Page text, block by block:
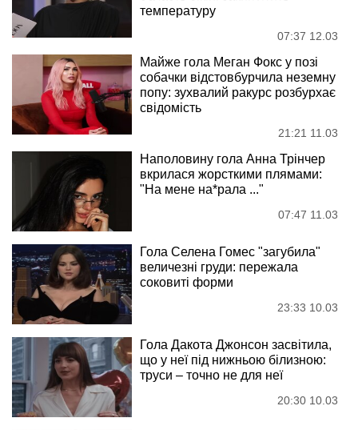
температуру
07:37 12.03
Майже гола Меган Фокс у позі
собачки відстовбурчила неземну
попу: зухвалий ракурс розбурхає
свідомість
21:21 11.03
Наполовину гола Анна Трінчер
вкрилася жорсткими плямами:
"На мене на*рала ..."
07:47 11.03
Гола Селена Гомес "загубила"
величезні груди: пережала
соковиті форми
23:33 10.03
Гола Дакота Джонсон засвітила,
що у неї під нижньою білизною:
труси – точно не для неї
20:30 10.03